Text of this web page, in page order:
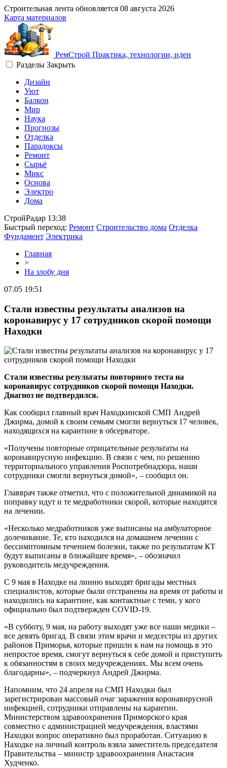
Строительная лента обновляется 08 августа 2026
Карта материалов
РемСтрой Практика, технологии, идеи
Разделы Закрыть
Дизайн
Уют
Балкон
Мир
Наука
Прогнозы
Отделка
Парадоксы
Ремонт
Сырьё
Микс
Основа
Электро
Дома
СтройРадар 13:38
Быстрый переход: Ремонт Строительство дома Отделка
Фундамент Электрика
Главная
>
На злобу дня
07.05 19:51
Стали известны результаты анализов на
коронавирус у 17 сотрудников скорой помощи
Находки
Стали известны результаты повторного теста на
коронавирус сотрудников скорой помощи Находки.
Диагноз не подтвердился.
Как сообщил главный врач Находкинской СМП Андрей
Джирма, домой к своим семьям смогли вернуться 17 человек,
находящихся на карантине в обсерваторе.
«Получены повторные отрицательные результаты на
коронавирусную инфекцию. В связи с чем, по решению
территориального управления Роспотребнадзора, наши
сотрудники смогли вернуться домой», – сообщил он.
Главврач также отметил, что с положительной динамикой на
поправку идут и те медработники скорой, которые находятся
на лечении.
«Несколько медработников уже выписаны на амбулаторное
долечивание. Те, кто находился на домашнем лечении с
бессимптомным течением болезни, также по результатам КТ
будут выписаны в ближайшее время», – обозначил
руководитель медучреждения.
С 9 мая в Находке на линию выходят бригады местных
специалистов, которые были отстранены на время от работы и
находились на карантине, как контактные с теми, у кого
официально был подтвержден COVID-19.
«В субботу, 9 мая, на работу выходят уже все наши медики –
все девять бригад. В связи этим врачи и медсестры из других
районов Приморья, которые пришли к нам на помощь в это
непростое время, смогут вернуться к себе домой и приступить
к обязанностям в своих медучреждениях. Мы всем очень
благодарны», – подчеркнул Андрей Джирма.
Напомним, что 24 апреля на СМП Находки был
зарегистрирован массовый очаг заражения коронавирусной
инфекцией, сотрудники отправлены на карантин.
Министерством здравоохранения Приморского края
совместно с администрацией медучреждения, властями
Находки вопрос оперативно был проработан. Ситуацию в
Находке на личный контроль взяла заместитель председателя
Правительства – министр здравоохранения Анастасия
Худченко.